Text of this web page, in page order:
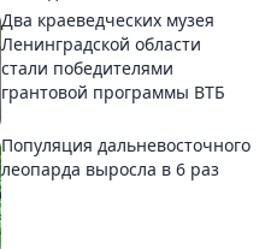
Два краеведческих музея
Ленинградской области
стали победителями
грантовой программы ВТБ
Популяция дальневосточного
леопарда выросла в 6 раз